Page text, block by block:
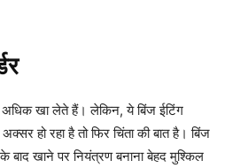
खा लेते हैं। लेकिन, ये बिंज ईटिंग
हो रहा है तो फिर चिंता की बात है। बिंज
खाने पर नियंत्रण बनाना बेहद मुश्किल